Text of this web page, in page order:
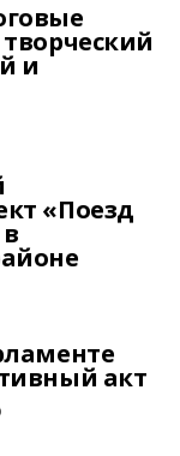
и
«Поезд
акт